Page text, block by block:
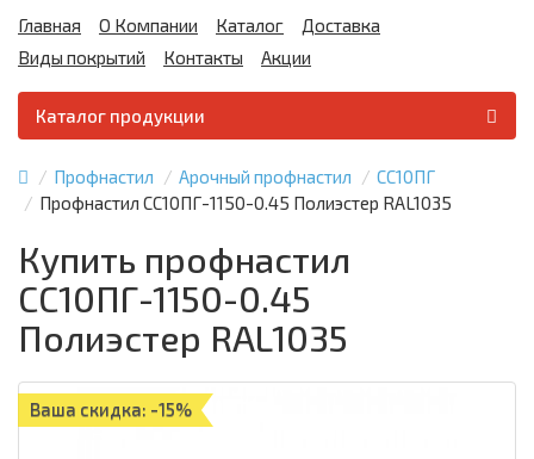
Главная О Компании Каталог
Доставка
Виды покрытий
Контакты Акции
Каталог продукции
Профнастил Арочный профнастил
СС10ПГ
Профнастил СС10ПГ-1150-0.45 Полиэстер RAL1035
Купить профнастил
СС10ПГ-1150-0.45
Полиэстер RAL1035
Ваша скидка: -15%